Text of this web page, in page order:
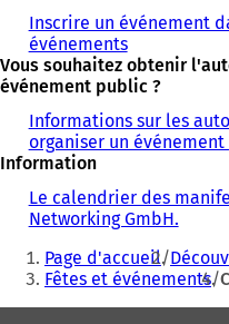
Inscrire un événement
événements
Vous souhaitez obtenir
événement public ?
Informations sur les
organiser un
Information
Le calendrier des
Networking GmbH.
Vous
êtes
ici
Page d'accueil
Fêtes et événements